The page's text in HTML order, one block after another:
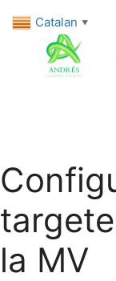
la MV
Catalan ▼